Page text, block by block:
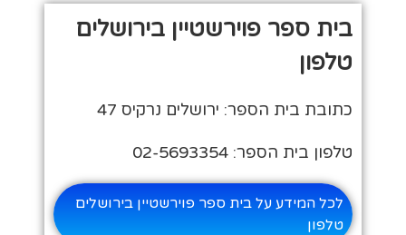
בית ספר פוירשטיין בירושלים
טלפון
כתובת בית הספר: ירושלים נרקיס 47
טלפון בית הספר: 02-5693354
לכל המידע על בית ספר פוירשטיין בירושלים
טלפון